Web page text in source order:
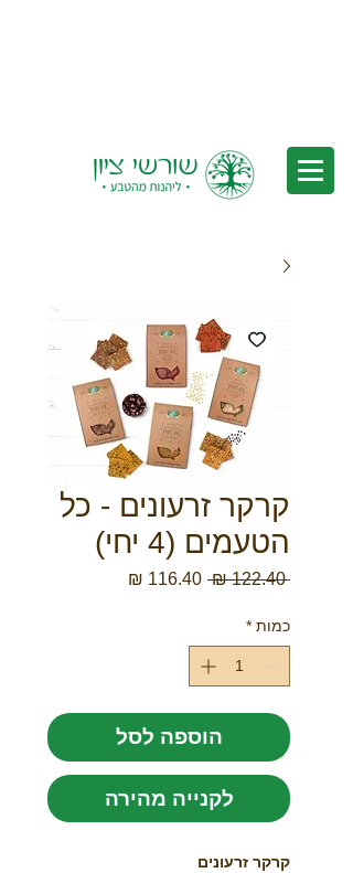
קרקר זרעונים - כל
הטעמים (4 יחי)
‏122.40 ‏₪
מחיר
כמות *
הוספה לסל
לקנייה מהירה
קרקר זרעונים